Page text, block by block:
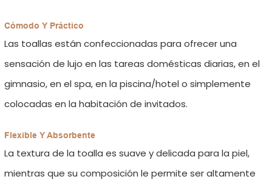
Cómodo Y Práctico
Las toallas están confeccionadas para ofrecer una
sensación de lujo en las tareas domésticas diarias, en el
gimnasio, en el spa, en la piscina/hotel o simplemente
colocadas en la habitación de invitados.
Flexible Y Absorbente
La textura de la toalla es suave y delicada para la piel,
mientras que su composición le permite ser altamente